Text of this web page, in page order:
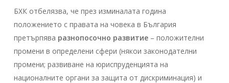
БХК отбелязва, че през изминалата година
положението с правата на човека в България
претърпява разнопосочно развитие – положителни
промени в определени сфери (някои законодателни
промени; развиване на юриспруденцията на
националните органи за защита от дискриминация) и